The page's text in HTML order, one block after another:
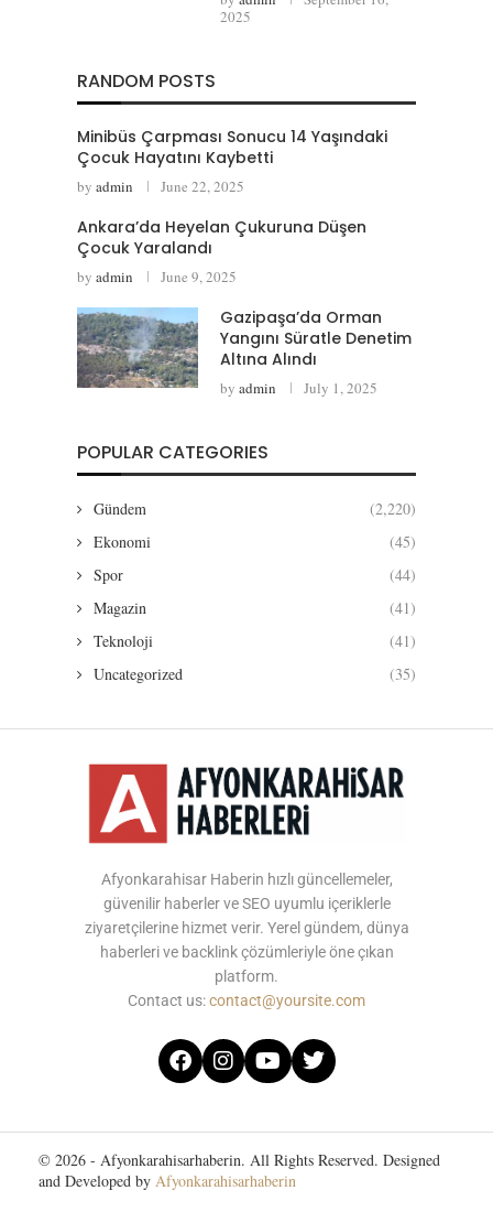
2025
RANDOM POSTS
Minibüs Çarpması Sonucu 14 Yaşındaki
Çocuk Hayatını Kaybetti
by admin June 22, 2025
Ankara’da Heyelan Çukuruna Düşen
Çocuk Yaralandı
by admin June 9, 2025
Gazipaşa’da Orman
Yangını Süratle Denetim
Altına Alındı
by admin July 1, 2025
POPULAR CATEGORIES
Gündem
(2,220)
Ekonomi
(45)
Spor
(44)
Magazin
(41)
Teknoloji
(41)
Uncategorized
(35)
Afyonkarahisar Haberin hızlı güncellemeler,
güvenilir haberler ve SEO uyumlu içeriklerle
ziyaretçilerine hizmet verir. Yerel gündem, dünya
haberleri ve backlink çözümleriyle öne çıkan
platform.
Contact us:contact@yoursite.com
© 2026 - Afyonkarahisarhaberin. All Rights Reserved. Designed
and Developed by Afyonkarahisarhaberin